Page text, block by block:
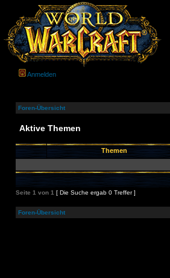
Anmelden
Foren-Übersicht
Aktive Themen
Themen
Seite 1 von 1 [ Die Suche ergab 0 Treffer ]
Foren-Übersicht